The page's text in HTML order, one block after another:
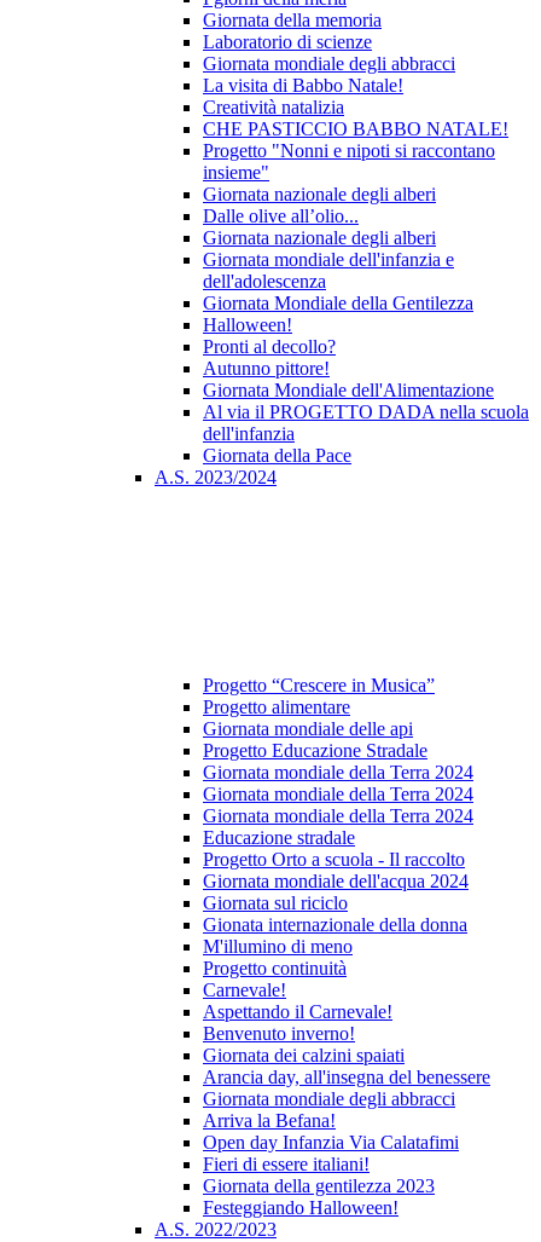
Giornata della memoria
Laboratorio di scienze
Giornata mondiale degli abbracci
La visita di Babbo Natale!
Creatività natalizia
CHE PASTICCIO BABBO NATALE!
Progetto "Nonni e nipoti si raccontano
insieme"
Giornata nazionale degli alberi
Dalle olive all’olio...
Giornata nazionale degli alberi
Giornata mondiale dell'infanzia e
dell'adolescenza
Giornata Mondiale della Gentilezza
Halloween!
Pronti al decollo?
Autunno pittore!
Giornata Mondiale dell'Alimentazione
Al via il PROGETTO DADA nella scuola
dell'infanzia
Giornata della Pace
A.S. 2023/2024
Progetto “Crescere in Musica”
Progetto alimentare
Giornata mondiale delle api
Progetto Educazione Stradale
Giornata mondiale della Terra 2024
Giornata mondiale della Terra 2024
Giornata mondiale della Terra 2024
Educazione stradale
Progetto Orto a scuola - Il raccolto
Giornata mondiale dell'acqua 2024
Giornata sul riciclo
Gionata internazionale della donna
M'illumino di meno
Progetto continuità
Carnevale!
Aspettando il Carnevale!
Benvenuto inverno!
Giornata dei calzini spaiati
Arancia day, all'insegna del benessere
Giornata mondiale degli abbracci
Arriva la Befana!
Open day Infanzia Via Calatafimi
Fieri di essere italiani!
Giornata della gentilezza 2023
Festeggiando Halloween!
A.S. 2022/2023